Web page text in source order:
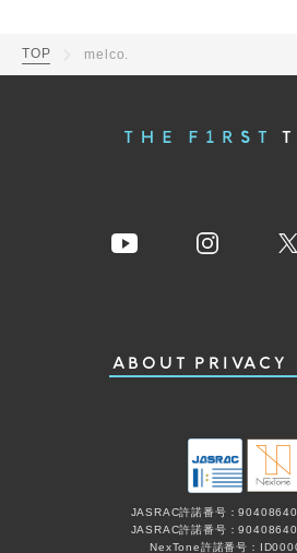
TOP melco.
ABOUT PRIVACY
JASRAC許諾番号：
JASRAC許諾番号：
NexTone許諾番号：